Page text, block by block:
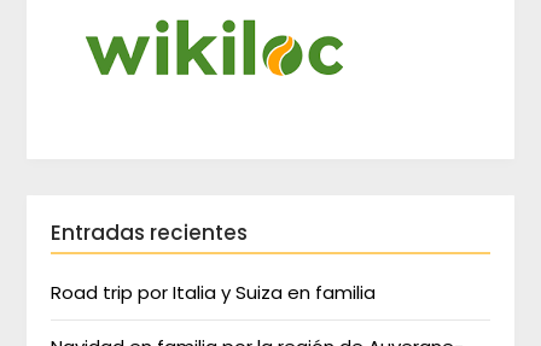
Entradas recientes
Road trip por Italia y Suiza en familia